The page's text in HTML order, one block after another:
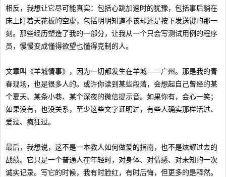
相反，我想让它尽可能真实：包括心跳加速时的犹豫，包括事后躺在
床上盯着天花板的空虚，包括明明知道不该却还是按下发送键的那一
刻。那些经历塑造了我的一部分，让我从一个只会写测试用例的程序
员，慢慢变成懂得欲望也懂得克制的人。
文章叫《羊城情事》，因为一切都发生在羊城——广州。那是我的青
春现场，也是很多人的。或许你读到某些段落，会想起自己曾经的某
个夏天、某条小巷、某个深夜的微信提示音。如果你有，会心一笑；
如果没有，也没关系，至少这些文字证明过，有些人确实那样活过、
爱过、疯狂过。
最后，我想说，这不是一本教人如何做爱的指南，也不是炫耀过去的
战绩。它只是一个普通人在年轻时，对身体、对情感、对未知的一次
诚实记录。写它的时候，我有时脸红，有时后悔，但更多的是释然。